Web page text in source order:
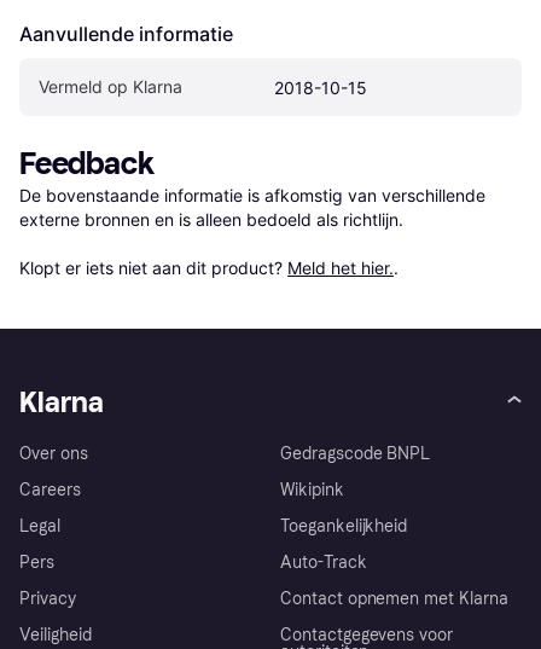
Aanvullende informatie
Vermeld op Klarna 2018-10-15
Feedback
De bovenstaande informatie is afkomstig van verschillende
externe bronnen en is alleen bedoeld als richtlijn.
Klopt er iets niet aan dit product? Meld het hier..
Klarna
Over ons
Careers
Legal
Pers
Privacy
Veiligheid
Gedragscode BNPL
Wikipink
Toegankelijkheid
Auto-Track
Contact opnemen met Klarna
Contactgegevens voor